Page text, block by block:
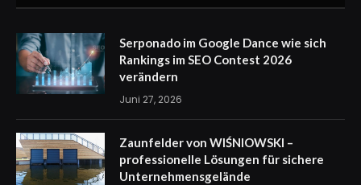
Serponado im Google Dance wie sich
Rankings im SEO Contest 2026
verändern
Juni 27, 2026
Zaunfelder von WIŚNIOWSKI –
professionelle Lösungen für sichere
Unternehmensgelände